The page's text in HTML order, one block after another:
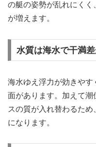
の艇の姿勢が乱れにく
が増えます。
水質は海水で干満
海水ゆえ浮力が効きや
面があります。加えて
スの質が入れ替わるた
になります。